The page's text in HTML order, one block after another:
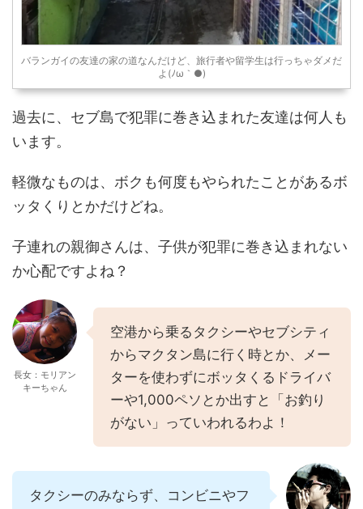
バランガイの友達の家の道なんだけど、旅行者や留学生は行っちゃダメだ
よ(ﾉω｀●)
過去に、セブ島で犯罪に巻き込まれた友達は何人も
います。
軽微なものは、ボクも何度もやられたことがあるボ
ッタくりとかだけどね。
子連れの親御さんは、子供が犯罪に巻き込まれない
か心配ですよね？
長女：モリアン
キーちゃん
空港から乗るタクシーやセブシティ
からマクタン島に行く時とか、メー
ターを使わずにボッタくるドライバ
ーや1,000ペソとか出すと「お釣り
がない」っていわれるわよ！
タクシーのみならず、コンビニやフ